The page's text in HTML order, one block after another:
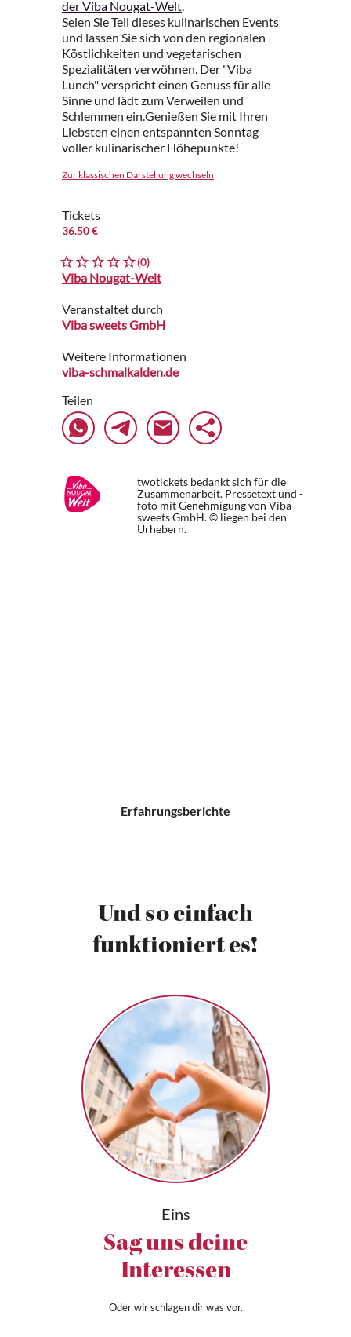
der Viba Nougat-Welt.
Seien Sie Teil dieses kulinarischen Events
und lassen Sie sich von den regionalen
Köstlichkeiten und vegetarischen
Spezialitäten verwöhnen. Der "Viba
Lunch" verspricht einen Genuss für alle
Sinne und lädt zum Verweilen und
Schlemmen ein.Genießen Sie mit Ihren
Liebsten einen entspannten Sonntag
voller kulinarischer Höhepunkte!
Zur klassischen Darstellung wechseln
Tickets
36.50 €
(0)
Viba Nougat-Welt
Veranstaltet durch
Viba sweets GmbH
Weitere Informationen
viba-schmalkalden.de
Teilen
twotickets bedankt sich für die
Zusammenarbeit. Pressetext und -
foto mit Genehmigung von Viba
sweets GmbH. © liegen bei den
Urhebern.
Erfahrungsberichte
Und so einfach
funktioniert es!
Eins
Sag uns deine
Interessen
Oder wir schlagen dir was vor.